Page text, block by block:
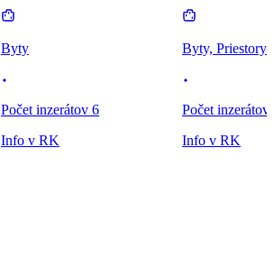
Byty
Počet inzerátov 6
Info v RK
Byty, Priestory
Počet inzerátov
Info v RK